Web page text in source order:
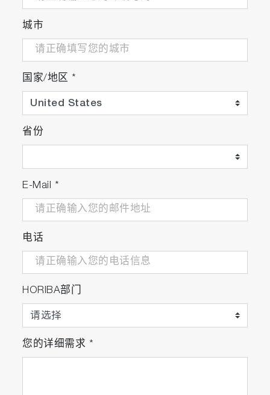
城市
国家/地区 *
省份
E-Mail *
电话
HORIBA部门
您的详细需求 *